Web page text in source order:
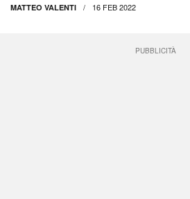
MATTEO VALENTI 16 FEB 2022
PUBBLICITÀ